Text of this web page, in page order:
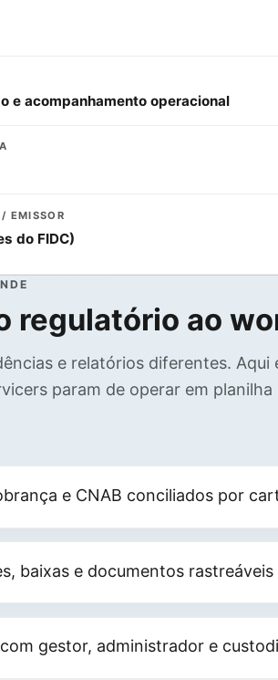
e acompanhamento operacional
EMISSOR
do FIDC)
regulatório ao
e relatórios diferentes. Aqui
param de operar em planilha
e CNAB conciliados por
baixas e documentos
gestor, administrador e